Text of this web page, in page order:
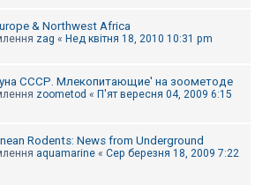
& Northwest Africa
zag « Нед квітня 18, 2010 10:31 pm
СССР. Млекопитающие' на зоометоде
zoometod « П'ят вересня 04, 2009 6:15
Rodents: News from Underground
aquamarine « Сер березня 18, 2009 7:22